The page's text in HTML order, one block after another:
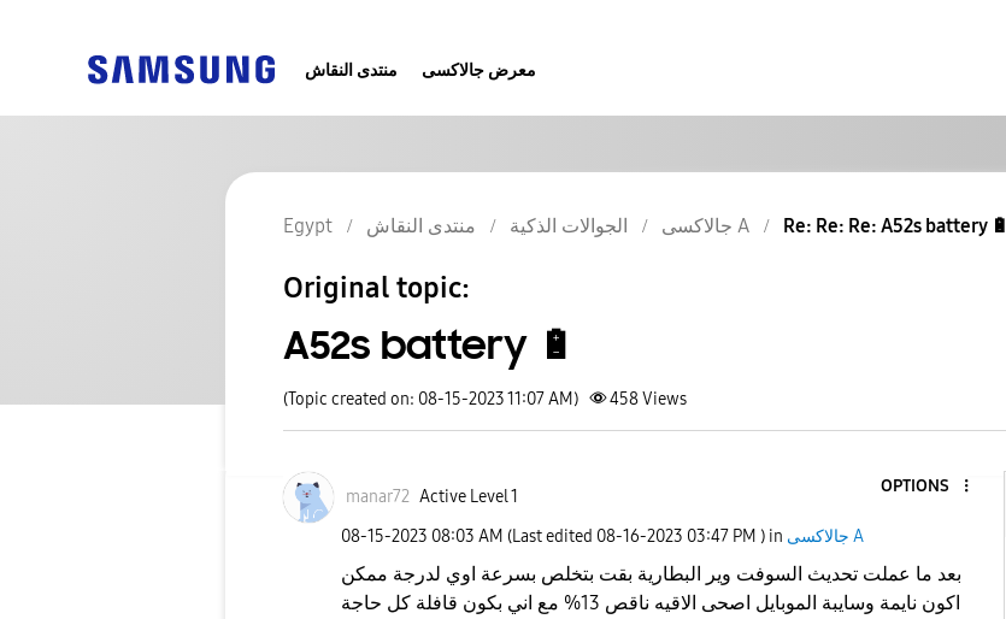
منتدى النقاش معرض جالاكسى
Egypt منتدى النقاش الجوالات الذكية جالاكسى A Re: Re: Re: A52s battery 🔋
Original topic:
A52s battery 🔋
(Topic created on: 08-15-2023 11:07 AM) 458Views
manar72 Active Level 1
OPTIONS
‎08-15-2023 08:03 AM (Last edited ‎08-16-2023 03:47 PM ) in جالاكسى A
بعد ما عملت تحديث السوفت وير البطارية بقت بتخلص بسرعة اوي لدرجة ممكن
اكون نايمة وسايبة الموبايل اصحى الاقيه ناقص 13% مع اني بكون قافلة كل حاجة